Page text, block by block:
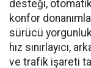
desteği,
konfor
sürücü
hız sınırlayıcı,
ve trafik işareti